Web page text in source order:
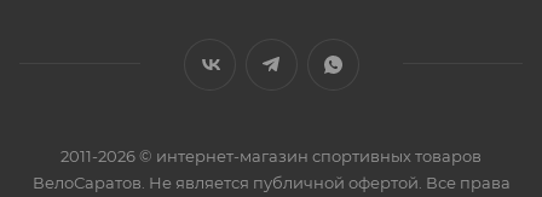
2011-2026 © интернет-магазин спортивных товаров
ВелоСаратов. Не является публичной офертой. Все права